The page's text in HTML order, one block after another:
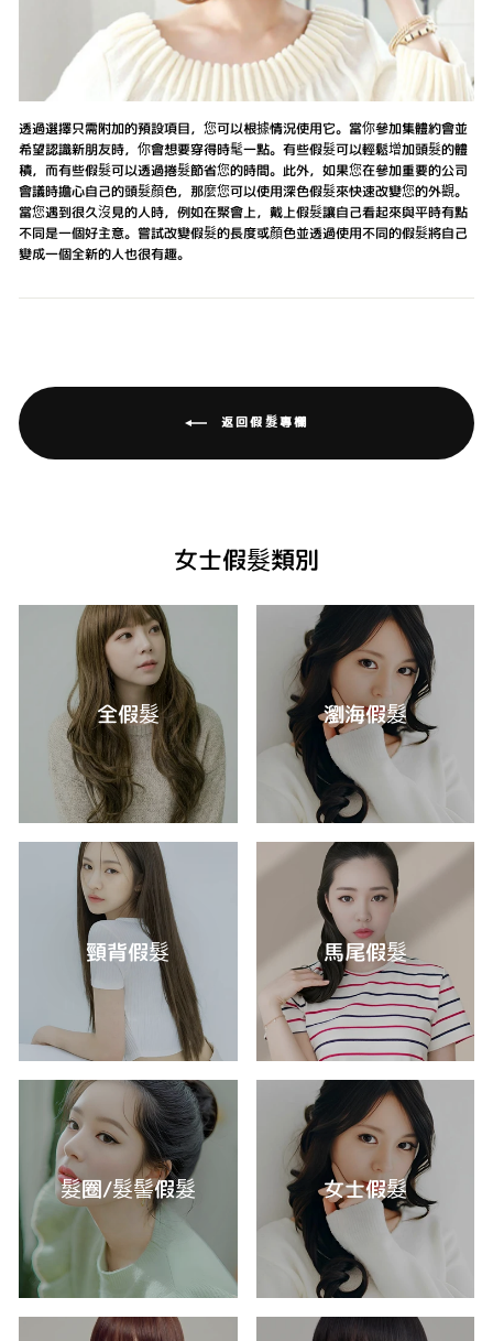
透過選擇只需附加的預設項目，您可以根據情況使用它。當你參加集體約會並
希望認識新朋友時，你會想要穿得時髦一點。有些假髮可以輕鬆增加頭髮的體
積，而有些假髮可以透過捲髮節省您的時間。此外，如果您在參加重要的公司
會議時擔心自己的頭髮顏色，那麼您可以使用深色假髮來快速改變您的外觀。
當您遇到很久沒見的人時，例如在聚會上，戴上假髮讓自己看起來與平時有點
不同是一個好主意。嘗試改變假髮的長度或顏色並透過使用不同的假髮將自己
變成一個全新的人也很有趣。
返回假髮專欄
女士假髮類別
全假髮 瀏海假髮
頸背假髮 馬尾假髮
髮圈/髮髻假髮 女士假髮